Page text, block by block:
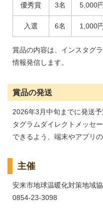
優秀賞 3名 5,000
入選 6名 1,000
賞品の内容は、インスタグ
情報発信します。
賞品の発送
2026年3月中旬までに発送
タグラムダイレクトメッセ
できるよう、端末やアプリ
主催
安来市地球温暖化対策地域
0854-23-3098